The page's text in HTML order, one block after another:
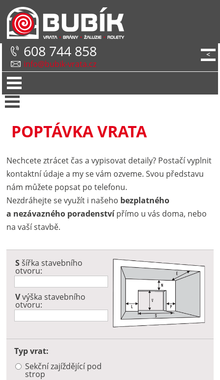
608 744 858
info@bubik-vrata.cz
<
POPTÁVKA VRATA
Nechcete ztrácet čas a vypisovat detaily? Postačí vyplnit
kontaktní údaje a my se vám ozveme. Svou představu
nám můžete popsat po telefonu.
Nezdráhejte se využít i našeho bezplatného
a nezávazného poradenstvípřímo u vás doma, nebo
na vaší stavbě.
Sšířka stavebního
otvoru:
Vvýška stavebního
otvoru:
Typ vrat:
Sekční zajíždějící pod
strop